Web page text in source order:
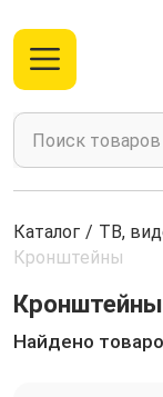
Каталог / ТВ,
Кронштейны
Кронштейны
Найдено